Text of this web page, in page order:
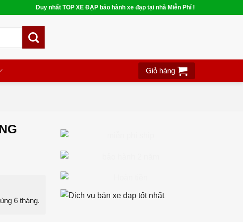
Duy nhất TOP XE ĐẠP bảo hành xe đạp tại nhà Miễn Phí !
Giỏ hàng
6 tháng.